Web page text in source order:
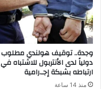
وجدة.. توقيف هولندي مطلوب
دولياً لدى الأنتربول للاشتباه في
ارتباطه بشبكة إجـ.رامية
منذ 14 ساعة